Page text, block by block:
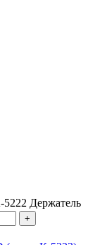
5222 Держатель